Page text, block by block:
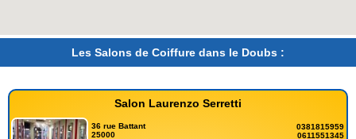
Les Salons de Coiffure dans le Doubs :
Salon Laurenzo Serretti
36 rue Battant
25000
0381815959
0611551345